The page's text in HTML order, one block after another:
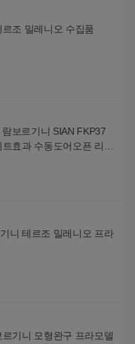
조 밀레니오 수집품
보르기니 SIAN FKP37
효과 수동도어오픈 리모
니 테르조 밀레니오 프라
기니 모형완구 프라모델